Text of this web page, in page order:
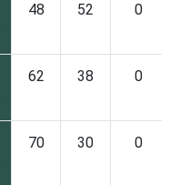
48 52 0
62 38 0
70 30 0